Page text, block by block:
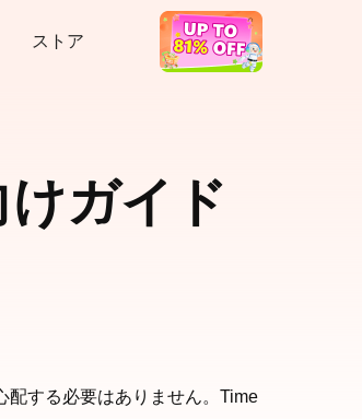
ストア
ホットディール
ガイド
配する必要はありません。Time